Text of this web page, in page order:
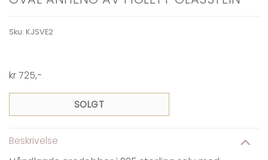
Sku: KJSVE2
kr725,-
SOLGT
Beskrivelse